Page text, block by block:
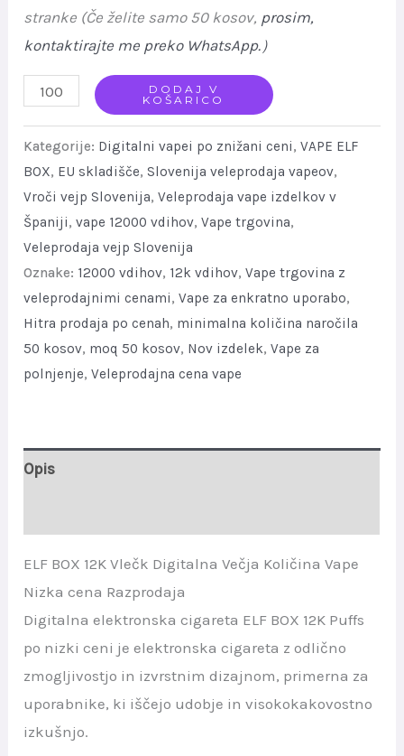
stranke (Če želite samo 50 kosov, prosim,
kontaktirajte me preko WhatsApp. ）
ELF
12K
Puffs
Digital
Bulk
Vape
Price
Sale
quantity
DODAJ V
KOŠARICO
Kategorije: Digitalni vapei po znižani ceni,VAPE ELF
BOX, EU skladišče,Slovenija veleprodaja vapeov,
Vroči vejp Slovenija,Veleprodaja vape izdelkov v
Španiji,vape 12000 vdihov,Vape trgovina,
Veleprodaja vejp Slovenija
Oznake: 12000 vdihov, 12k vdihov,Vape trgovina z
veleprodajnimi cenami,Vape za enkratno uporabo,
Hitra prodaja po cenah, minimalna količina naročila
50 kosov, moq 50 kosov, Nov izdelek,Vape za
polnjenje,Veleprodajna cena vape
Opis
ELF BOX 12K Vlečk Digitalna Večja Količina Vape
Nizka cena Razprodaja
Digitalna elektronska cigareta ELF BOX 12K Puffs
po nizki ceni je elektronska cigareta z odlično
zmogljivostjo in izvrstnim dizajnom, primerna za
uporabnike, ki iščejo udobje in visokokakovostno
izkušnjo.